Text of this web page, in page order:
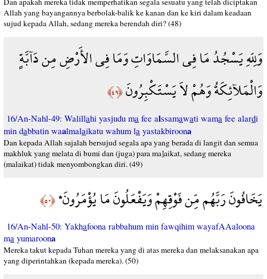
Allah yang bayangannya berbolak-balik ke kanan dan ke kiri dalam keadaan
sujud kepada Allah, sedang mereka berendah diri? (48)
وَلِلّهِ يَسْجُدُ مَا فِي السَّمَاوَاتِ وَمَا فِي الأَرْضِ مِن دَآبَّةٍ
وَالْمَلآئِكَةُ وَهُمْ لاَ يَسْتَكْبِرُونَ﴿٤٩﴾
16/An-Nahl-49: Walillahi yasjudu ma fee alssamawati wama fee alardi
min dabbatin waalmalaikatu wahum la yastakbiroona
Dan kepada Allah sajalah bersujud segala apa yang berada di langit dan semua
makhluk yang melata di bumi dan (juga) para ma]aikat, sedang mereka
(malaikat) tidak menyombongkan diri. (49)
يَخَافُونَ رَبَّهُم مِّن فَوْقِهِمْ وَيَفْعَلُونَ مَا يُؤْمَرُونَ*﴿٥٠﴾
16/An-Nahl-50: Yakhafoona rabbahum min fawqihim wayafAAaloona
ma yumaroona
Mereka takut kepada Tuhan mereka yang di atas mereka dan melaksanakan apa
yang diperintahkan (kepada mereka). (50)